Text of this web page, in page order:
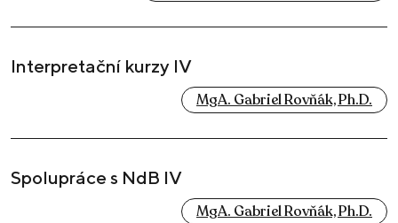
Interpretační kurzy IV
MgA. Gabriel Rovňák, Ph.D.
Spolupráce s NdB IV
MgA. Gabriel Rovňák, Ph.D.